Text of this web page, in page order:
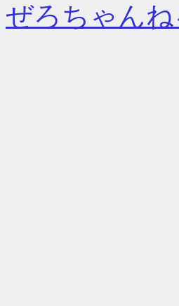
ぜろちゃん